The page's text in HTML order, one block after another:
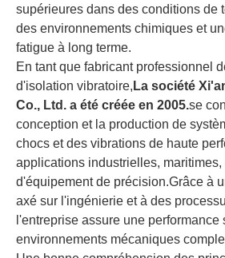
supérieures dans des conditions de
des environnements chimiques et
fatigue à long terme.
En tant que fabricant professionnel
d'isolation vibratoire, La société
Co., Ltd. a été créée en 2005.se
conception et la production de
chocs et des vibrations de haute
applications industrielles, maritimes,
d'équipement de précision.Grâce à
axé sur l'ingénierie et à des
l'entreprise assure une performance
environnements mécaniques